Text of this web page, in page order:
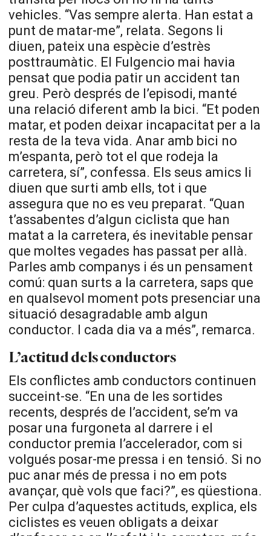
vehicles. “Vas sempre alerta. Han estat a
punt de matar-me”, relata. Segons li
diuen, pateix una espècie d’estrès
posttraumàtic. El Fulgencio mai havia
pensat que podia patir un accident tan
greu. Però després de l’episodi, manté
una relació diferent amb la bici. “Et poden
matar, et poden deixar incapacitat per a la
resta de la teva vida. Anar amb bici no
m’espanta, però tot el que rodeja la
carretera, sí”, confessa. Els seus amics li
diuen que surti amb ells, tot i que
assegura que no es veu preparat. “Quan
t’assabentes d’algun ciclista que han
matat a la carretera, és inevitable pensar
que moltes vegades has passat per allà.
Parles amb companys i és un pensament
comú: quan surts a la carretera, saps que
en qualsevol moment pots presenciar una
situació desagradable amb algun
conductor. I cada dia va a més”, remarca.
L’actitud dels conductors
Els conflictes amb conductors continuen
succeint-se. “En una de les sortides
recents, després de l’accident, se’m va
posar una furgoneta al darrere i el
conductor premia l’accelerador, com si
volgués posar-me pressa i en tensió. Si no
puc anar més de pressa i no em pots
avançar, què vols que faci?”, es qüestiona.
Per culpa d’aquestes actituds, explica, els
ciclistes es veuen obligats a deixar